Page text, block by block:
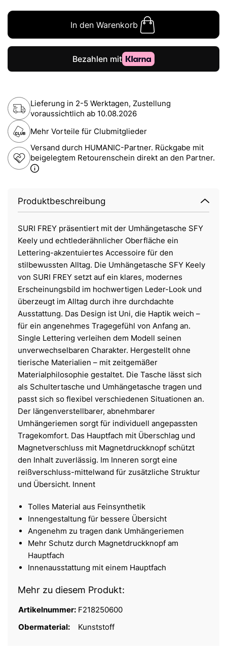
In den Warenkorb
Lieferung in 2-5 Werktagen, Zustellung
voraussichtlich ab 10.08.2026
Mehr Vorteile für Clubmitglieder
Versand durch HUMANIC-Partner. Rückgabe mit
beigelegtem Retourenschein direkt an den Partner.
Produktbeschreibung
SURI FREY präsentiert mit der Umhängetasche SFY
Keely und echtlederähnlicher Oberfläche ein
Lettering-akzentuiertes Accessoire für den
stilbewussten Alltag. Die Umhängetasche SFY Keely
von SURI FREY setzt auf ein klares, modernes
Erscheinungsbild im hochwertigen Leder-Look und
überzeugt im Alltag durch ihre durchdachte
Ausstattung. Das Design ist Uni, die Haptik weich –
für ein angenehmes Tragegefühl von Anfang an.
Single Lettering verleihen dem Modell seinen
unverwechselbaren Charakter. Hergestellt ohne
tierische Materialien – mit zeitgemäßer
Materialphilosophie gestaltet. Die Tasche lässt sich
als Schultertasche und Umhängetasche tragen und
passt sich so flexibel verschiedenen Situationen an.
Der längenverstellbarer, abnehmbarer
Umhängeriemen sorgt für individuell angepassten
Tragekomfort. Das Hauptfach mit Überschlag und
Magnetverschluss mit Magnetdruckknopf schützt
den Inhalt zuverlässig. Im Inneren sorgt eine
reißverschluss-mittelwand für zusätzliche Struktur
und Übersicht. Innent
Tolles Material aus Feinsynthetik
Innengestaltung für bessere Übersicht
Angenehm zu tragen dank Umhängeriemen
Mehr Schutz durch Magnetdruckknopf am
Hauptfach
Innenausstattung mit einem Hauptfach
Mehr zu diesem Produkt:
Artikelnummer: F218250600
Obermaterial:
Kunststoff